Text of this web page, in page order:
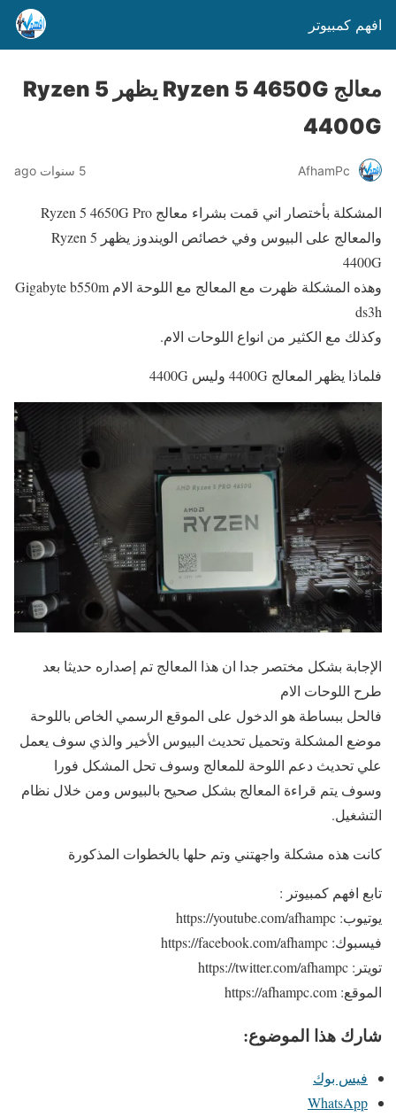
افهم كمبيوتر
معالج Ryzen 5 4650G يظهر Ryzen 5
4400G
AfhamPc 5 سنوات ago
المشكلة بأختصار اني قمت بشراء معالج Ryzen 5 4650G Pro
والمعالج على البيوس وفي خصائص الويندوز يظهر Ryzen 5
4400G
وهذه المشكلة ظهرت مع المعالج مع اللوحة الام Gigabyte b550m
ds3h
وكذلك مع الكثير من انواع اللوحات الام.
فلماذا يظهر المعالج 4400G وليس 4400G
الإجابة بشكل مختصر جدا ان هذا المعالج تم إصداره حديثا بعد
طرح اللوحات الام
فالحل ببساطة هو الدخول على الموقع الرسمي الخاص باللوحة
موضع المشكلة وتحميل تحديث البيوس الأخير والذي سوف يعمل
علي تحديث دعم اللوحة للمعالج وسوف تحل المشكل فورا
وسوف يتم قراءة المعالج بشكل صحيح بالبيوس ومن خلال نظام
التشغيل.
كانت هذه مشكلة واجهتني وتم حلها بالخطوات المذكورة
تابع افهم كمبيوتر :
يوتيوب: https://youtube.com/afhampc
فيسبوك: https://facebook.com/afhampc
تويتر: https://twitter.com/afhampc
الموقع: https://afhampc.com
شارك هذا الموضوع:
فيس بوك
WhatsApp